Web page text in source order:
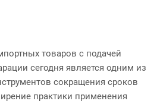
товаров с подачей
сегодня является одним из
сокращения сроков
практики применения